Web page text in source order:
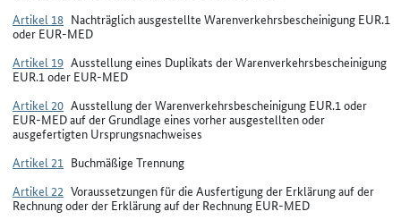
Artikel 18 Nachträglich ausgestellte Warenverkehrsbescheinigung EUR.1
oder EUR-MED
Artikel 19 Ausstellung eines Duplikats der Warenverkehrsbescheinigung
EUR.1 oder EUR-MED
Artikel 20 Ausstellung der Warenverkehrsbescheinigung EUR.1 oder
EUR-MED auf der Grundlage eines vorher ausgestellten oder
ausgefertigten Ursprungsnachweises
Artikel 21 Buchmäßige Trennung
Artikel 22 Voraussetzungen für die Ausfertigung der Erklärung auf der
Rechnung oder der Erklärung auf der Rechnung EUR-MED